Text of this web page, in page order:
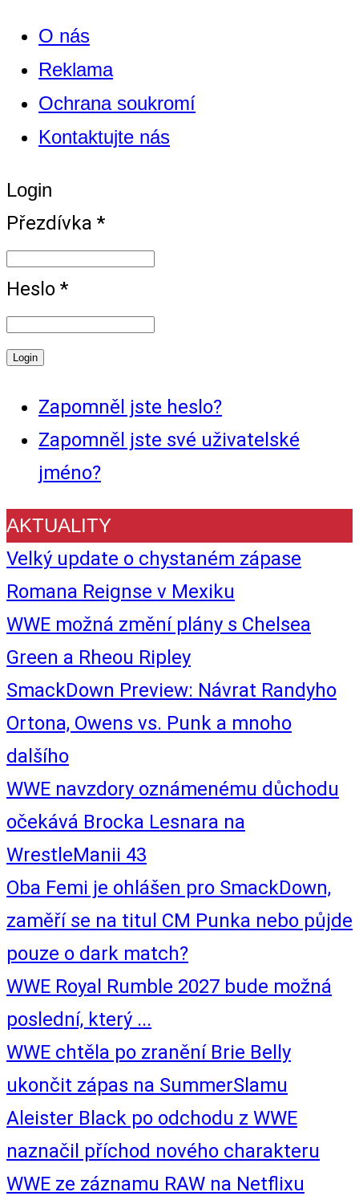
O nás
Reklama
Ochrana soukromí
Kontaktujte nás
Login
Přezdívka *
Heslo *
Zapomněl jste heslo?
Zapomněl jste své uživatelské
jméno?
AKTUALITY
Velký update o chystaném zápase
Romana Reignse v Mexiku
WWE možná změní plány s Chelsea
Green a Rheou Ripley
SmackDown Preview: Návrat Randyho
Ortona, Owens vs. Punk a mnoho
dalšího
WWE navzdory oznámenému důchodu
očekává Brocka Lesnara na
WrestleManii 43
Oba Femi je ohlášen pro SmackDown,
zaměří se na titul CM Punka nebo půjde
pouze o dark match?
WWE Royal Rumble 2027 bude možná
poslední, který ...
WWE chtěla po zranění Brie Belly
ukončit zápas na SummerSlamu
Aleister Black po odchodu z WWE
naznačil příchod nového charakteru
WWE ze záznamu RAW na Netflixu